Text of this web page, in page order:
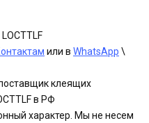
или в WhatsApp \
клеящих
в РФ
характер. Мы не несем